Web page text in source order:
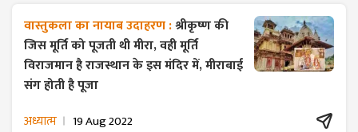
वास्तुकला का नायाब उदाहरण :श्रीकृष्ण की
जिस मूर्ति को पूजती थी मीरा, वही मूर्ति
विराजमान है राजस्थान के इस मंदिर में, मीराबाई
संग होती है पूजा
अध्यात्म 19 Aug 2022